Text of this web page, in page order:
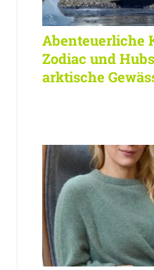
Abenteuerliche
Zodiac und
arktische